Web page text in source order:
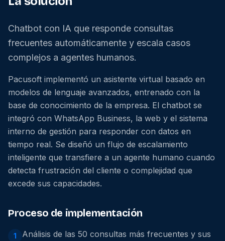
Chatbot con IA que responde consultas
frecuentes automáticamente y escala casos
complejos a agentes humanos.
Pacusoft implementó un asistente virtual basado en
modelos de lenguaje avanzados, entrenado con la
base de conocimiento de la empresa. El chatbot se
integró con WhatsApp Business, la web y el sistema
interno de gestión para responder con datos en
tiempo real. Se diseñó un flujo de escalamiento
inteligente que transfiere a un agente humano cuando
detecta frustración del cliente o complejidad que
excede sus capacidades.
Proceso de implementación
1
Análisis de las 50 consultas más frecuentes y sus